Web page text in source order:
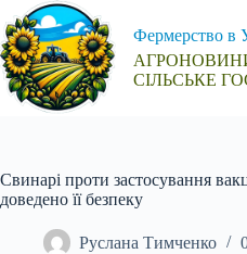
Перейти
до
вмісту
Фермерство в
СІЛЬСЬКЕ
Свинарі проти застосування
доведено її безпеку
Руслана Тимченко